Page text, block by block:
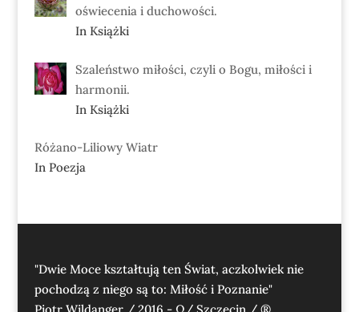
oświecenia i duchowości.
In Książki
Szaleństwo miłości, czyli o Bogu, miłości i
harmonii.
In Książki
Różano-Liliowy Wiatr
In Poezja
"Dwie Moce kształtują ten Świat, aczkolwiek nie
pochodzą z niego są to: Miłość i Poznanie"